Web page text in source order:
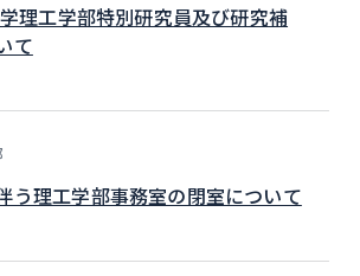
理工学部特別研究員及び研究補
て
う理工学部事務室の閉室について